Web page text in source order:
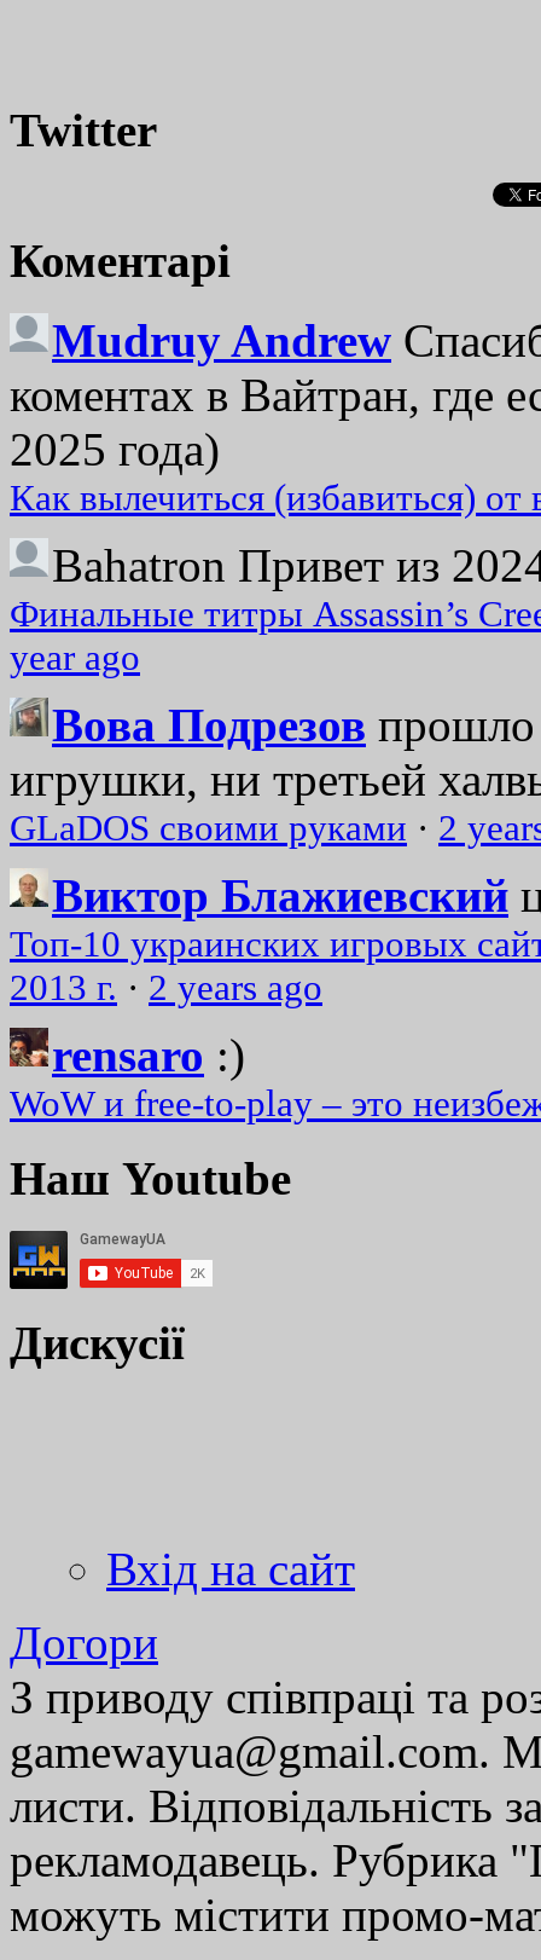
Twitter
Коментарі
Mudruy Andrew
коментах в Вайтран, где
2025 года)
Как вылечиться (избавиться)
Bahatron Привет из
Финальные титры Assassin’s
year ago
Вова Подрезов прошло
игрушки, ни третьей
GLaDOS своими руками · 2
Виктор Блажиевский
Топ-10 украинских игровых
2013 г. · 2 years ago
rensaro :)
WoW и free-to-play – это
Наш Youtube
Дискусії
Вхід на сайт
Догори
З приводу співпраці та
gamewayua@gmail.com.
листи. Відповідальність
рекламодавець. Рубрика
можуть містити промо-